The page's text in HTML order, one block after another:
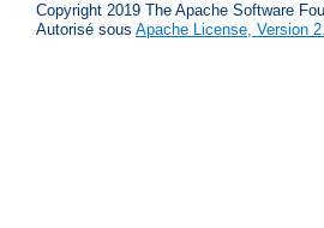
Copyright 2019 The Apache Software
Autorisé sous Apache License, Version